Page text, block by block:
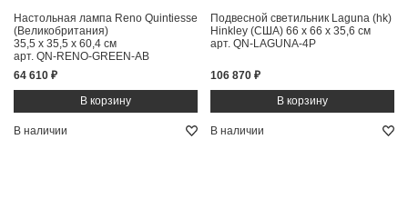
Настольная лампа Reno Quintiesse
(Великобритания)
35,5 x 35,5 x 60,4 см
арт. QN-RENO-GREEN-AB
64 610 ₽
Подвесной светильник Laguna (hk)
Hinkley (США) 66 x 66 x 35,6 см
арт. QN-LAGUNA-4P
106 870 ₽
В наличии В наличии